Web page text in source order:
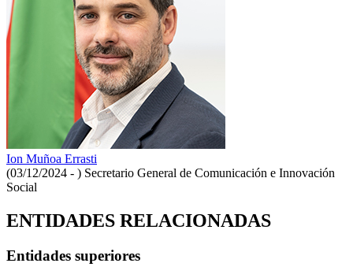
Ion Muñoa Errasti
(03/12/2024 - ) Secretario General de Comunicación e Innovación
Social
ENTIDADES RELACIONADAS
Entidades superiores